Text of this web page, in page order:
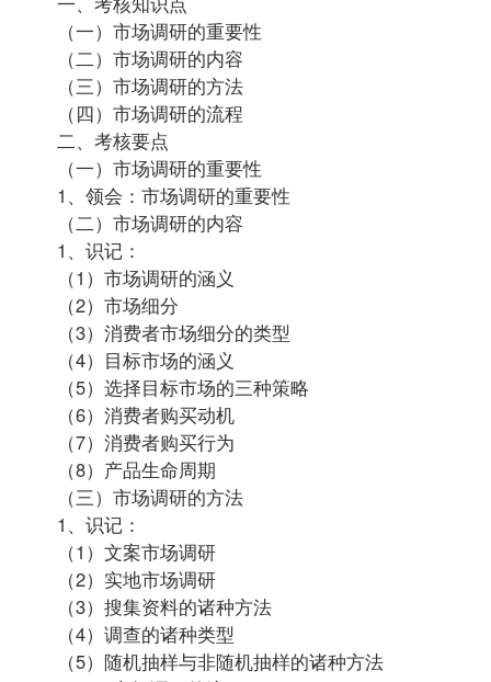
（一）市场调研的重要性
（二）市场调研的内容
（三）市场调研的方法
（四）市场调研的流程
二、考核要点
（一）市场调研的重要性
1、领会：市场调研的重要性
（二）市场调研的内容
1、识记：
（1）市场调研的涵义
（2）市场细分
（3）消费者市场细分的类型
（4）目标市场的涵义
（5）选择目标市场的三种策略
（6）消费者购买动机
（7）消费者购买行为
（8）产品生命周期
（三）市场调研的方法
1、识记：
（1）文案市场调研
（2）实地市场调研
（3）搜集资料的诸种方法
（4）调查的诸种类型
（5）随机抽样与非随机抽样的诸种方法